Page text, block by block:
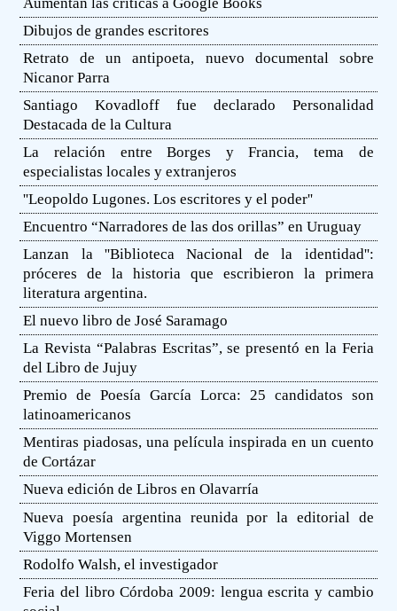
Dibujos de grandes escritores
Retrato de un antipoeta, nuevo documental sobre
Nicanor Parra
Santiago Kovadloff fue declarado Personalidad
Destacada de la Cultura
La relación entre Borges y Francia, tema de
especialistas locales y extranjeros
''Leopoldo Lugones. Los escritores y el poder''
Encuentro “Narradores de las dos orillas” en Uruguay
Lanzan la ''Biblioteca Nacional de la identidad'':
próceres de la historia que escribieron la primera
literatura argentina.
El nuevo libro de José Saramago
La Revista “Palabras Escritas”, se presentó en la Feria
del Libro de Jujuy
Premio de Poesía García Lorca: 25 candidatos son
latinoamericanos
Mentiras piadosas, una película inspirada en un cuento
de Cortázar
Nueva edición de Libros en Olavarría
Nueva poesía argentina reunida por la editorial de
Viggo Mortensen
Rodolfo Walsh, el investigador
Feria del libro Córdoba 2009: lengua escrita y cambio